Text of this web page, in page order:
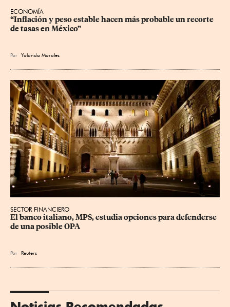
ECONOMÍA
“Inflación y peso estable hacen más probable un recorte
de tasas en México”
Por Yolanda Morales
SECTOR FINANCIERO
El banco italiano, MPS, estudia opciones para defenderse
de una posible OPA
Por Reuters